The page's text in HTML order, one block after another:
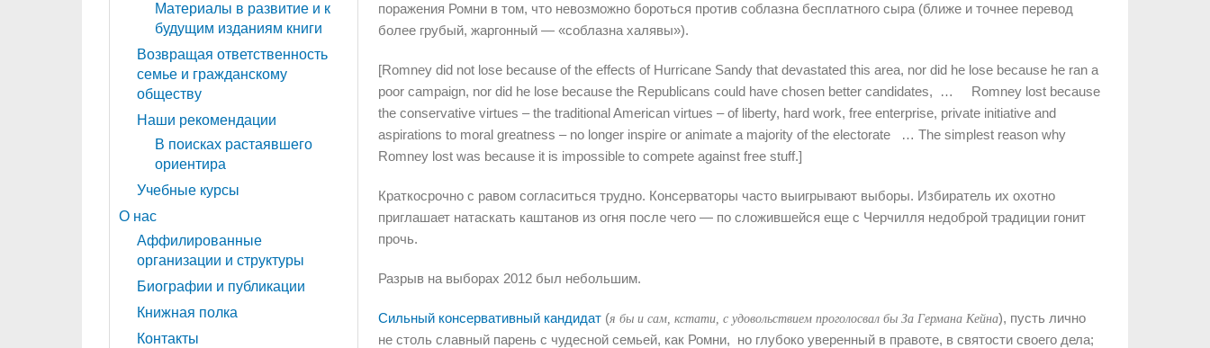
поражения Ромни в том, что невозможно бороться против соблазна бесплатного сыра (ближе и точнее перевод
более грубый, жаргонный — «соблазна халявы»).
[Romney did not lose because of the effects of Hurricane Sandy that devastated this area, nor did he lose because he ran a
poor campaign, nor did he lose because the Republicans could have chosen better candidates, … Romney lost because
the conservative virtues – the traditional American virtues – of liberty, hard work, free enterprise, private initiative and
aspirations to moral greatness – no longer inspire or animate a majority of the electorate … The simplest reason why
Romney lost was because it is impossible to compete against free stuff.]
Краткосрочно с равом согласиться трудно. Консерваторы часто выигрывают выборы. Избиратель их охотно
приглашает натаскать каштанов из огня после чего — по сложившейся еще с Черчилля недоброй традиции гонит
прочь.
Разрыв на выборах 2012 был небольшим.
Сильный консервативный кандидат (я бы и сам, кстати, с удовольствием проголосвал бы За Германа Кейна), пусть лично
не столь славный парень с чудесной семьей, как Ромни, но глубоко уверенный в правоте, в святости своего дела;
Материалы в развитие и к
будущим изданиям книги
Возвращая ответственность
семье и гражданскому
обществу
Наши рекомендации
В поисках растаявшего
ориентира
Учебные курсы
О нас
Аффилированные
организации и структуры
Биографии и публикации
Книжная полка
Контакты